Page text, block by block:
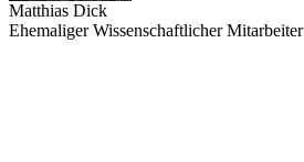
Matthias Dick
Ehemaliger Wissenschaftlicher Mitarbeiter